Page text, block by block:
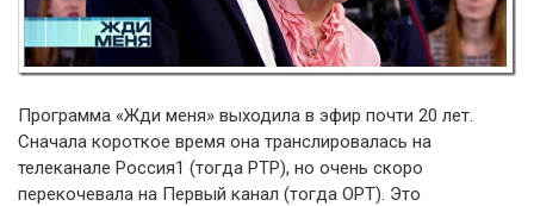
Программа «Жди меня» выходила в эфир почти 20 лет.
Сначала короткое время она транслировалась на
телеканале Россия1 (тогда РТР), но очень скоро
перекочевала на Первый канал (тогда ОРТ). Это